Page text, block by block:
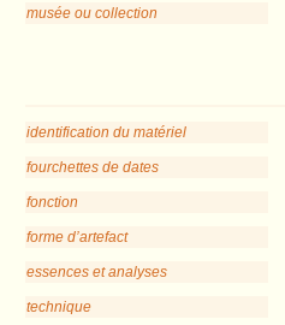
musée ou collection
identification du matériel
fourchettes de dates
fonction
forme d’artefact
essences et analyses
technique